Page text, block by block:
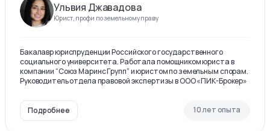
Ульвия Джавадова
Юрист, профи по земельному праву
Бакалавр юриспруденции Российского государственного
социального университета. Работала помощником юриста в
компании “Союз Маринс Групп” и юристом по земельным спорам.
Руководитель отдела правовой экспертизы в ООО «ПИК-Брокер»
Подробнее 10 лет опыта